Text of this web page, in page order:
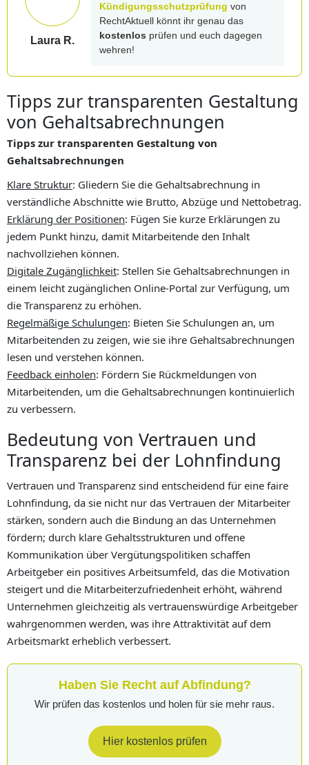
Laura R.
Kündigungsschutzprüfung von
RechtAktuell könnt ihr genau das
kostenlos prüfen und euch dagegen
wehren!
Tipps zur transparenten Gestaltung
von Gehaltsabrechnungen
Tipps zur transparenten Gestaltung von
Gehaltsabrechnungen
Klare Struktur: Gliedern Sie die Gehaltsabrechnung in
verständliche Abschnitte wie Brutto, Abzüge und Nettobetrag.
Erklärung der Positionen: Fügen Sie kurze Erklärungen zu
jedem Punkt hinzu, damit Mitarbeitende den Inhalt
nachvollziehen können.
Digitale Zugänglichkeit: Stellen Sie Gehaltsabrechnungen in
einem leicht zugänglichen Online-Portal zur Verfügung, um
die Transparenz zu erhöhen.
Regelmäßige Schulungen: Bieten Sie Schulungen an, um
Mitarbeitenden zu zeigen, wie sie ihre Gehaltsabrechnungen
lesen und verstehen können.
Feedback einholen: Fördern Sie Rückmeldungen von
Mitarbeitenden, um die Gehaltsabrechnungen kontinuierlich
zu verbessern.
Bedeutung von Vertrauen und
Transparenz bei der Lohnfindung
Vertrauen und Transparenz sind entscheidend für eine faire
Lohnfindung, da sie nicht nur das Vertrauen der Mitarbeiter
stärken, sondern auch die Bindung an das Unternehmen
fördern; durch klare Gehaltsstrukturen und offene
Kommunikation über Vergütungspolitiken schaffen
Arbeitgeber ein positives Arbeitsumfeld, das die Motivation
steigert und die Mitarbeiterzufriedenheit erhöht, während
Unternehmen gleichzeitig als vertrauenswürdige Arbeitgeber
wahrgenommen werden, was ihre Attraktivität auf dem
Arbeitsmarkt erheblich verbessert.
Haben Sie Recht auf Abfindung?
Wir prüfen das kostenlos und holen für sie mehr raus.
Hier kostenlos prüfen